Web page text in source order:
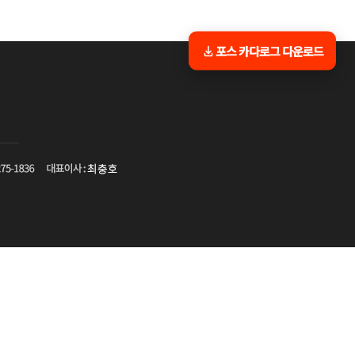
포스 카다로그 다운로드